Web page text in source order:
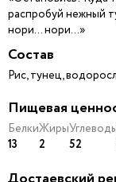
распробуй нежный
нори… нори…»
Состав
Рис, тунец,
Пищевая
Белки
13
Жиры
2 52